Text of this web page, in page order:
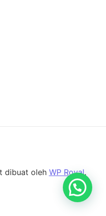
dibuat oleh WP Royal.